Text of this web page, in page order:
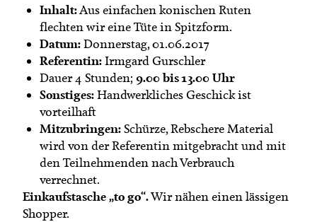
Inhalt:Aus einfachen konischen Ruten
flechten wir eine Tüte in Spitzform.
Datum:Donnerstag, 01.06.2017
Referentin:Irmgard Gurschler
Dauer 4 Stunden;9.00 bis 13.00 Uhr
Sonstiges:Handwerkliches Geschick ist
vorteilhaft
Mitzubringen:Schürze, Rebschere Material
wird von der Referentin mitgebracht und mit
den Teilnehmenden nach Verbrauch
verrechnet.
Einkaufstasche „to go“.Wir nähen einen lässigen
Shopper.